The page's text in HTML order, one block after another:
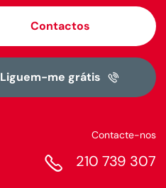
Contactos
Liguem-me grátis
Contacte-nos
 210 739 307